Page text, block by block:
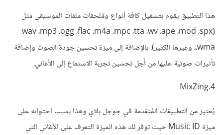
هذا التطبيق يقوم بتشغيل كافة أنواع ومُلحقات ملفات الموسيقى مثل
(wav ،mp3 ،ogg ،flac ،m4a ،mpc ،tta ،wv ،ape ،mod ،spx
،wma، وغيرها الكثير). بالإضافة إلى ميزة تحسين جودة الصوت وإضافة
تأثيرات صوتية عليها من أجل تحسين تجربة الاستماع إلى الأغاني.
4.MixZing
يُعتير من التطبيقات المُتقدمة في جوجل بلاي وهذا بسبب احتوائه على
ميزة Music ID حيث توفر لك هذه الميزة التعرف على الأغاني التي